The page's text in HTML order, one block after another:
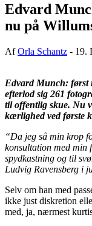
Edvard
nu på
AfOrla Schantz - 19.
Edvard Munch: først
efterlod sig 261
til offentlig skue. Nu
kærlighed ved første
“Da jeg så min krop
konsultation med min
spydkastning og til
Ludvig Ravensberg i
Selv om han med
ikke just diskretion
med, ja, nærmest